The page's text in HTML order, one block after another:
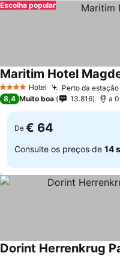
Escolha popular
4 EstrelasHotel Perto da
Maritim Hotel
8,4 Muito boa 13.816 a
De € 64
Consulte os preços de 14
Dorint Herrenkrug